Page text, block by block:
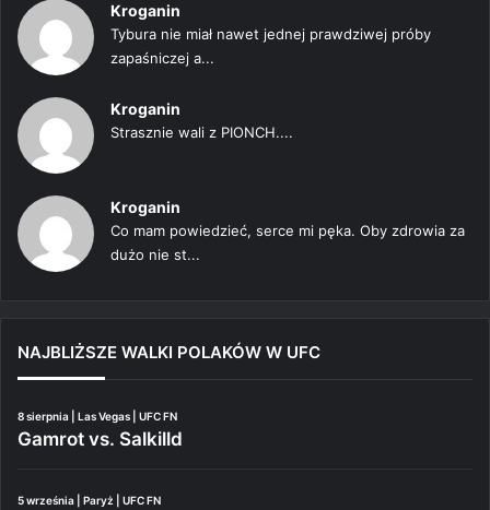
Kroganin
Tybura nie miał nawet jednej prawdziwej próby
zapaśniczej a...
Kroganin
Strasznie wali z PIONCH....
Kroganin
Co mam powiedzieć, serce mi pęka. Oby zdrowia za
dużo nie st...
NAJBLIŻSZE WALKI POLAKÓW W UFC
8 sierpnia | Las Vegas | UFC FN
Gamrot vs. Salkilld
5 września | Paryż | UFC FN